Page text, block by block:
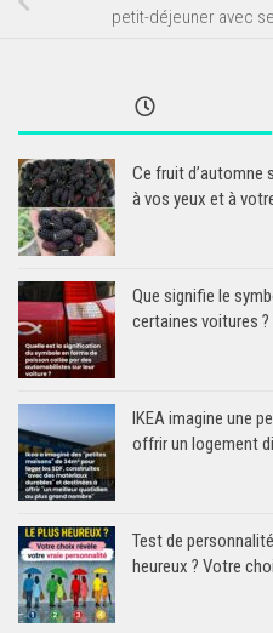
petit-déjeuner avec
Ce fruit d’automne
à vos yeux et à
Que signifie le
certaines voitures ?
IKEA imagine une
offrir un logement
Test de
heureux ? Votre